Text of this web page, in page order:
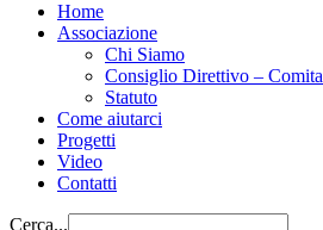
Home
Associazione
Chi Siamo
Consiglio Direttivo –
Statuto
Come aiutarci
Progetti
Video
Contatti
Cerca...